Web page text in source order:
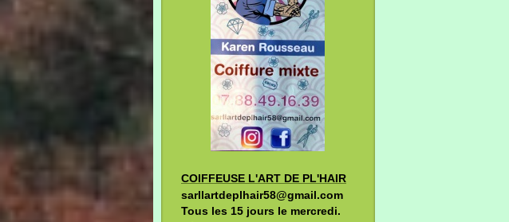
COIFFEUSE L'ART DE PL'HAIR
sarllartdeplhair58@gmail.com
Tous les 15 jours le mercredi.